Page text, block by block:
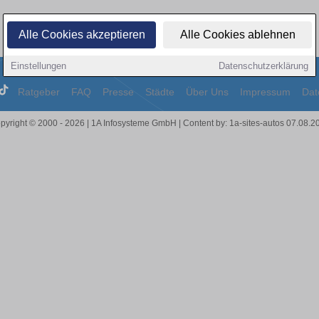
Alle Cookies akzeptieren Alle Cookies ablehnen
Einstellungen Datenschutzerklärung
Ratgeber FAQ Presse Städte Über Uns Impressum
© 2000 - 2026 | 1A Infosysteme GmbH | Content by: 1a-sites-autos